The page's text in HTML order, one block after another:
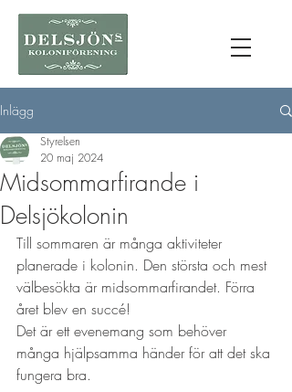
Inlägg
Midsommarfirande i
Delsjökolonin
Styrelsen
20 maj 2024
Till sommaren är många aktiviteter
planerade i kolonin. Den största och mest
välbesökta är midsommarfirandet. Förra
året blev en succé!
Det är ett evenemang som behöver
många hjälpsamma händer för att det ska
fungera bra.